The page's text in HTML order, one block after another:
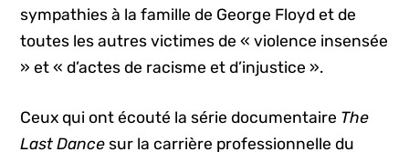
sympathies à la famille de George Floyd et de
toutes les autres victimes de « violence insensée
» et « d’actes de racisme et d’injustice ».
Ceux qui ont écouté la série documentaire The
Last Dance sur la carrière professionnelle du